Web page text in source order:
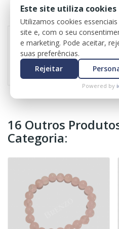
Referência 1758
16 Outros
Categoria:
Este site utiliza cookies
Utilizamos cookies
site e, com o seu
e marketing. Pode aceitar,
suas preferências.
Rejeitar
Powered by